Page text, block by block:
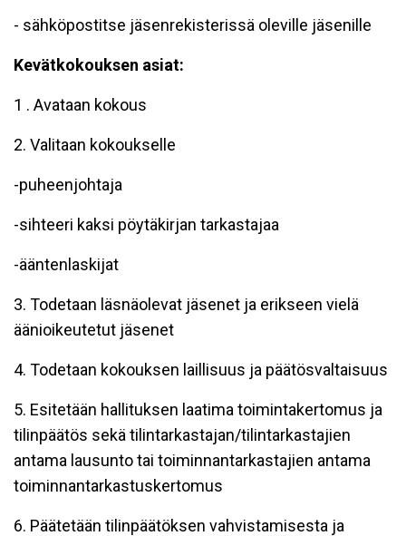
- sähköpostitse jäsenrekisterissä oleville jäsenille
Kevätkokouksen asiat:
1 . Avataan kokous
2. Valitaan kokoukselle
-puheenjohtaja
-sihteeri kaksi pöytäkirjan tarkastajaa
-ääntenlaskijat
3. Todetaan läsnäolevat jäsenet ja erikseen vielä
äänioikeutetut jäsenet
4. Todetaan kokouksen laillisuus ja päätösvaltaisuus
5. Esitetään hallituksen laatima toimintakertomus ja
tilinpäätös sekä tilintarkastajan/tilintarkastajien
antama lausunto tai toiminnantarkastajien antama
toiminnantarkastuskertomus
6. Päätetään tilinpäätöksen vahvistamisesta ja